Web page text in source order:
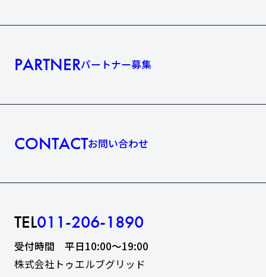
PARTNERパートナー募集
CONTACTお問い合わせ
TEL011-206-1890
受付時間 平日10:00〜19:00
株式会社トゥエルブグリッド